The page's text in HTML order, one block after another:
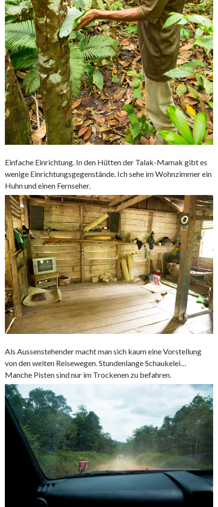
Einfache Einrichtung. In den Hütten der Talak-Mamak gibt es
wenige Einrichtungsgegenstände. Ich sehe im Wohnzimmer ein
Huhn und einen Fernseher.
Als Aussenstehender macht man sich kaum eine Vorstellung
von den weiten Reisewegen. Stundenlange Schaukelei…
Manche Pisten sind nur im Trockenen zu befahren.